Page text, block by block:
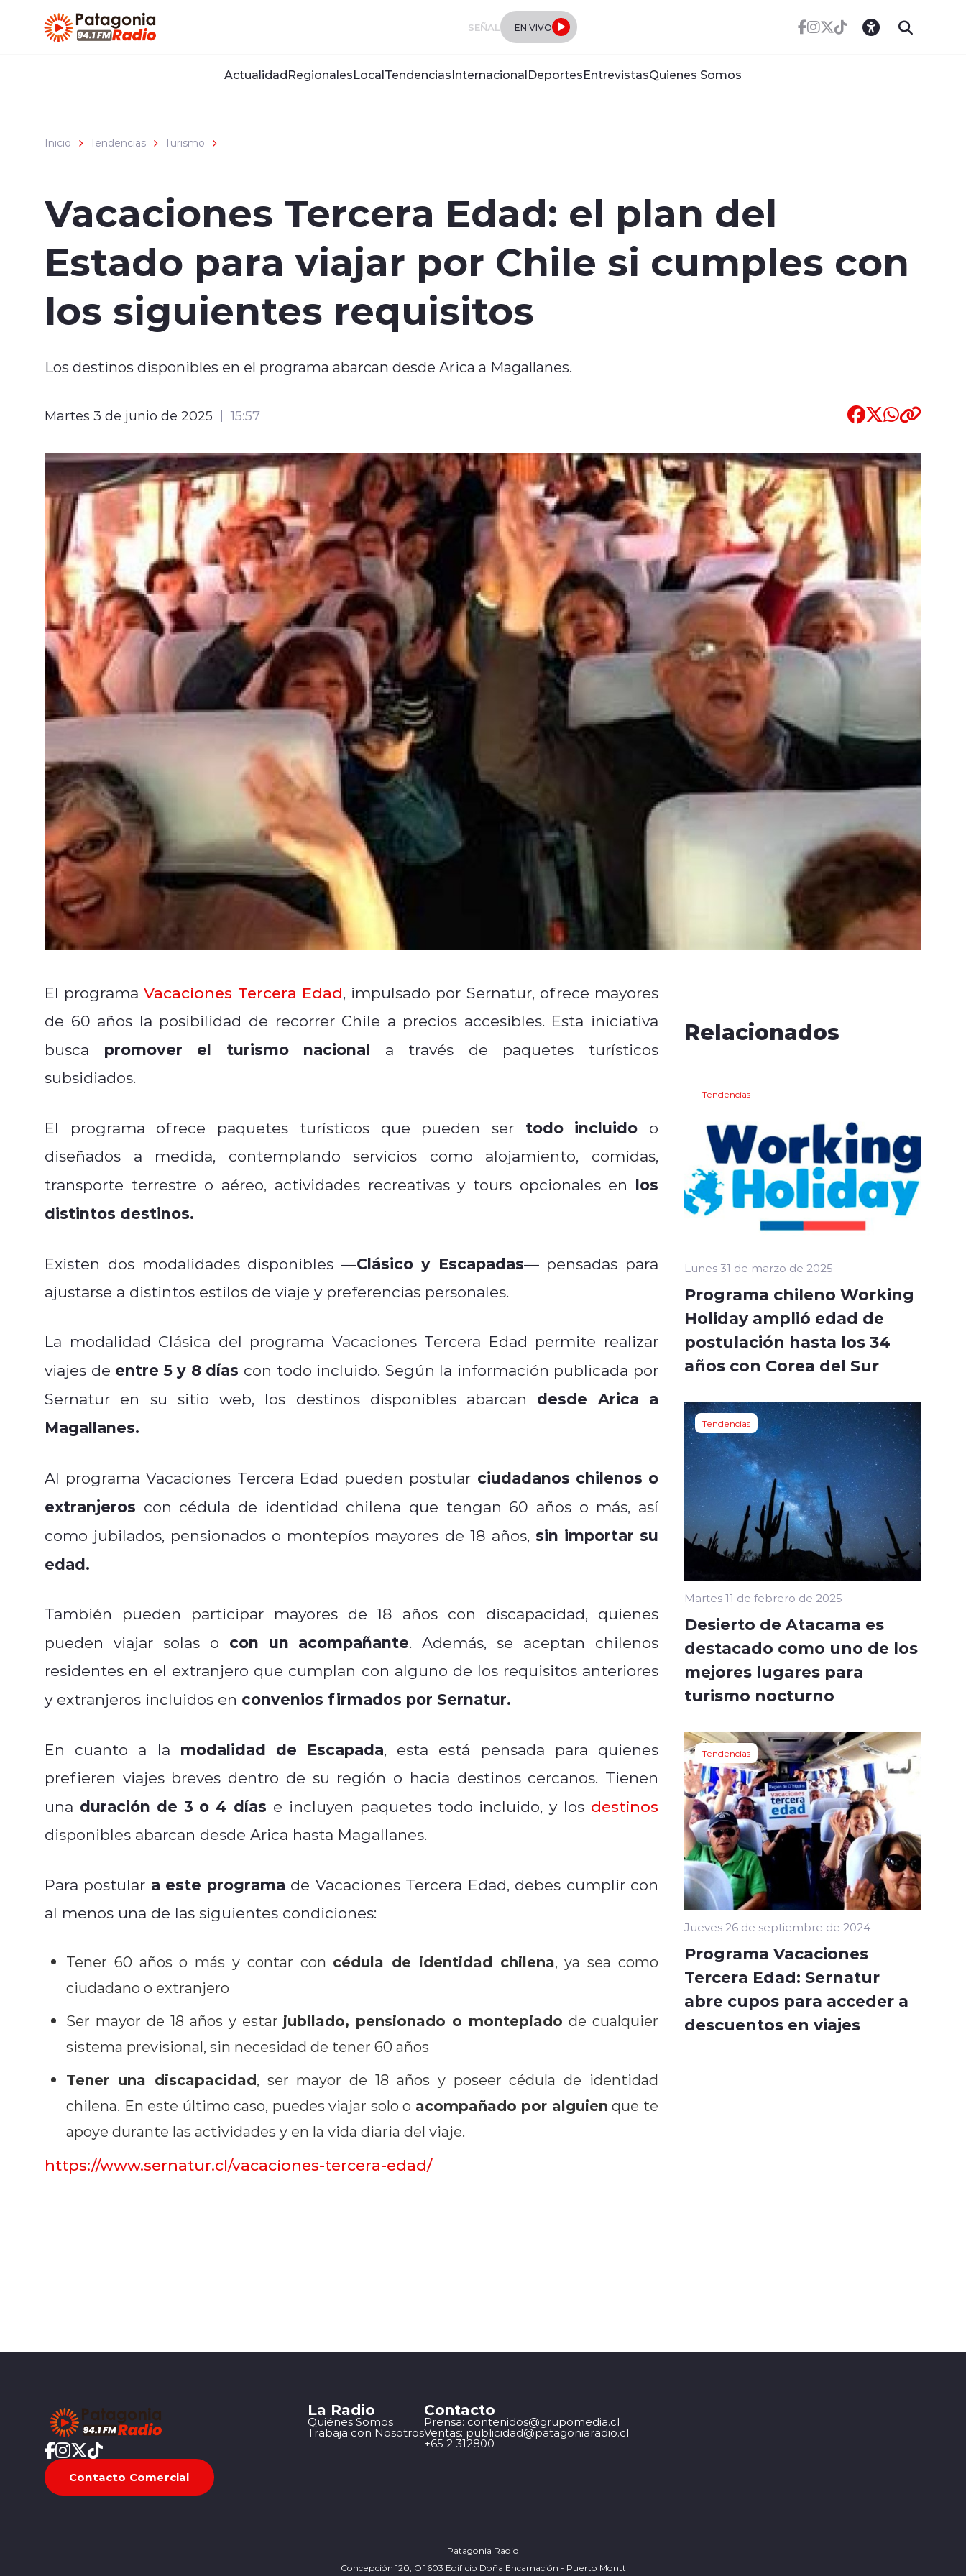
SEÑAL EN VIVO
ActualidadRegionalesLocalTendenciasInternacionalDeportesEntrevistasQuienes Somos
Inicio Tendencias Turismo
Vacaciones Tercera Edad: el plan del
Estado para viajar por Chile si cumples con
los siguientes requisitos
Los destinos disponibles en el programa abarcan desde Arica a Magallanes.
Martes 3 de junio de 2025 15:57
El programaVacaciones Tercera Edad, impulsado por Sernatur, ofrece mayores
de 60 años la posibilidad de recorrer Chile a precios accesibles. Esta iniciativa
busca promover el turismo nacional a través de paquetes turísticos
subsidiados.
El programa ofrece paquetes turísticos que pueden sertodo incluido o
diseñados a medida, contemplando servicios como alojamiento, comidas,
transporte terrestre o aéreo, actividades recreativas y tours opcionales en los
distintos destinos.
Existen dos modalidades disponibles —Clásico y Escapadas— pensadas para
ajustarse a distintos estilos de viaje y preferencias personales.
La modalidad Clásica del programa Vacaciones Tercera Edad permite realizar
viajes de entre 5 y 8 días con todo incluido. Según la información publicada por
Sernatur en su sitio web, los destinos disponibles abarcan desde Arica a
Magallanes.
Al programa Vacaciones Tercera Edad pueden postular ciudadanos chilenos o
extranjeros con cédula de identidad chilena que tengan 60 años o más, así
como jubilados, pensionados o montepíos mayores de 18 años, sin importar su
edad.
También pueden participar mayores de 18 años con discapacidad, quienes
pueden viajar solas o con un acompañante. Además, se aceptan chilenos
residentes en el extranjero que cumplan con alguno de los requisitos anteriores
y extranjeros incluidos en convenios firmados por Sernatur.
En cuanto a la modalidad de Escapada, esta está pensada para quienes
prefieren viajes breves dentro de su región o hacia destinos cercanos. Tienen
una duración de 3 o 4 días e incluyen paquetes todo incluido, y los destinos
disponibles abarcan desde Arica hasta Magallanes.
Para postular a este programa de Vacaciones Tercera Edad, debes cumplir con
al menos una de las siguientes condiciones:
Tener 60 años o más y contar con cédula de identidad chilena, ya sea como
ciudadano o extranjero
Ser mayor de 18 años y estar jubilado, pensionado o montepiado de cualquier
sistema previsional, sin necesidad de tener 60 años
Tener una discapacidad, ser mayor de 18 años y poseer cédula de identidad
chilena. En este último caso, puedes viajar solo o acompañado por alguien que te
apoye durante las actividades y en la vida diaria del viaje.
https://www.sernatur.cl/vacaciones-tercera-edad/
Relacionados
Tendencias
Lunes 31 de marzo de 2025
Programa chileno Working
Holiday amplió edad de
postulación hasta los 34
años con Corea del Sur
Tendencias
Martes 11 de febrero de 2025
Desierto de Atacama es
destacado como uno de los
mejores lugares para
turismo nocturno
Tendencias
Jueves 26 de septiembre de 2024
Programa Vacaciones
Tercera Edad: Sernatur
abre cupos para acceder a
descuentos en viajes
Contacto Comercial
La Radio
Quiénes Somos
Trabaja con Nosotros
Contacto
Prensa: contenidos@grupomedia.cl
Ventas: publicidad@patagoniaradio.cl
+65 2 312800
Patagonia Radio
Concepción 120, Of 603 Edificio Doña Encarnación - Puerto Montt